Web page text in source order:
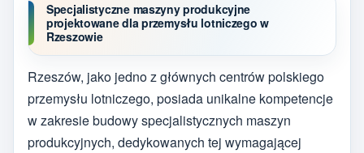
Specjalistyczne maszyny produkcyjne
projektowane dla przemysłu lotniczego w
Rzeszowie
Rzeszów, jako jedno z głównych centrów polskiego
przemysłu lotniczego, posiada unikalne kompetencje
w zakresie budowy specjalistycznych maszyn
produkcyjnych, dedykowanych tej wymagającej